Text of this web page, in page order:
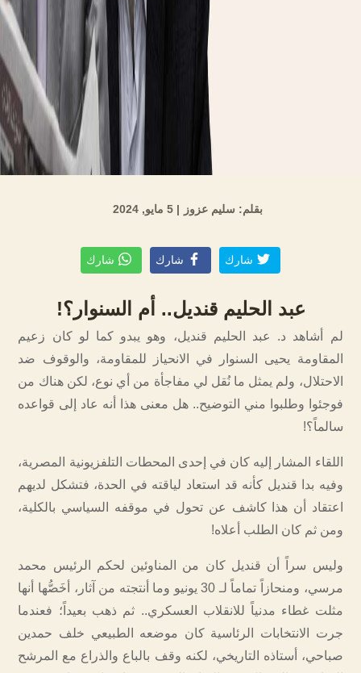
بقلم: سليم عزوز | 5 مايو, 2024
شارك شارك شارك
عبد الحليم قنديل.. أم السنوار؟!
لم أشاهد د. عبد الحليم قنديل، وهو يبدو كما لو كان زعيم
المقاومة يحيى السنوار في الانحياز للمقاومة، والوقوف ضد
الاحتلال، ولم يمثل ما نُقل لي مفاجأة من أي نوع، لكن هناك من
فوجئوا وطلبوا مني التوضيح.. هل معنى هذا أنه عاد إلى قواعده
سالماً؟!
اللقاء المشار إليه كان في إحدى المحطات التلفزيونية المصرية،
وفيه بدا قنديل كأنه قد استعاد لياقته في الحدة، فتشكل لديهم
اعتقاد أن هذا كاشف عن تحول في موقفه السياسي بالكلية،
ومن ثم كان الطلب أعلاه!
وليس سراً أن قنديل كان من المناوئين لحكم الرئيس محمد
مرسي، ومنحازاً تماماً لـ 30 يونيو وما أنتجته من آثار، أخَصُّها أنها
مثلت غطاء مدنياً للانقلاب العسكري.. ثم ذهب بعيداً؛ فعندما
جرت الانتخابات الرئاسية كان موضعه الطبيعي خلف حمدين
صباحي، أستاذه التاريخي، لكنه وقف بالباع والذراع مع المرشح